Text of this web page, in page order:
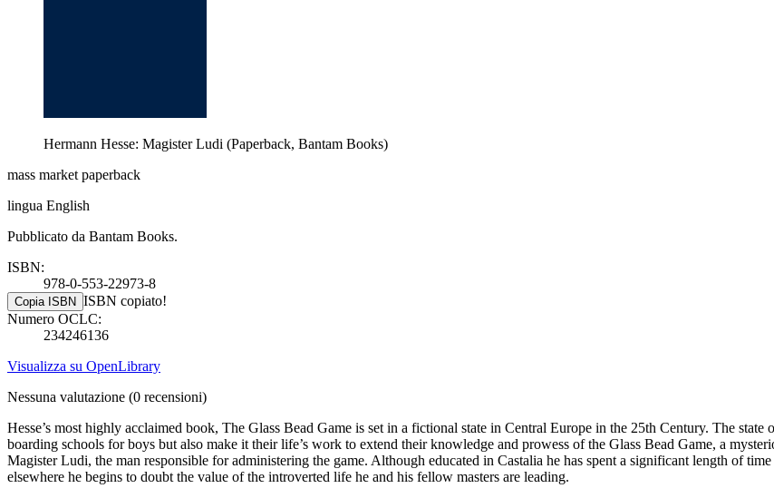
Hermann Hesse: Magister Ludi (Paperback, Bantam Books)
mass market paperback
lingua English
Pubblicato da Bantam Books.
ISBN:
978-0-553-22973-8
Copia ISBN ISBN copiato!
Numero OCLC:
234246136
Visualizza su OpenLibrary
Nessuna valutazione (0 recensioni)
Hesse’s most highly acclaimed book, The Glass Bead Game is set in a fictional state in Central Europe in the 25th Century. The
boarding schools for boys but also make it their life’s work to extend their knowledge and prowess of the Glass Bead Game, a
Magister Ludi, the man responsible for administering the game. Although educated in Castalia he has spent a significant length of
elsewhere he begins to doubt the value of the introverted life he and his fellow masters are leading.